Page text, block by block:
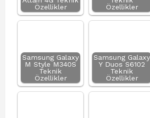
Özellikler
Özellikler
Samsung Galaxy
M Style M340S
Teknik
Özellikler
Samsung Galaxy
Y Duos S6102
Teknik
Özellikler